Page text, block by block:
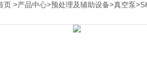
页 >产品中心>预处理及辅助设备>真空泵